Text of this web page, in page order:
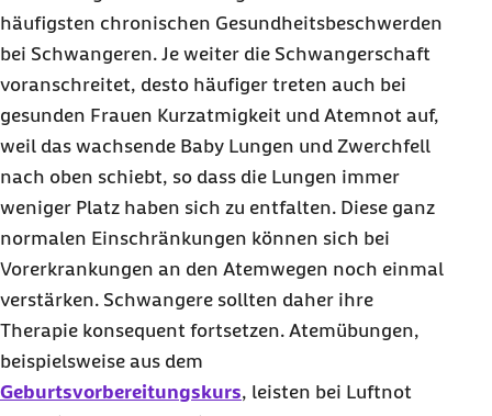
häufigsten chronischen Gesundheitsbeschwerden
bei Schwangeren. Je weiter die Schwangerschaft
voranschreitet, desto häufiger treten auch bei
gesunden Frauen Kurzatmigkeit und Atemnot auf,
weil das wachsende Baby Lungen und Zwerchfell
nach oben schiebt, so dass die Lungen immer
weniger Platz haben sich zu entfalten. Diese ganz
normalen Einschränkungen können sich bei
Vorerkrankungen an den Atemwegen noch einmal
verstärken. Schwangere sollten daher ihre
Therapie konsequent fortsetzen. Atemübungen,
beispielsweise aus dem
Geburtsvorbereitungskurs, leisten bei Luftnot